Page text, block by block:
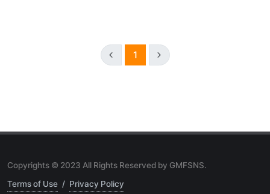
1
Copyrights © 2023 All Rights Reserved by GMFSNS.
Terms of Use / Privacy Policy